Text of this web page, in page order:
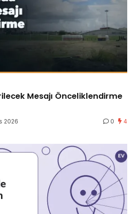
Mesajı Önceliklendirme
2026 0 4